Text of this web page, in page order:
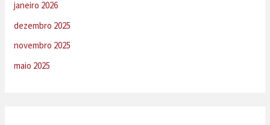
janeiro 2026
dezembro 2025
novembro 2025
maio 2025